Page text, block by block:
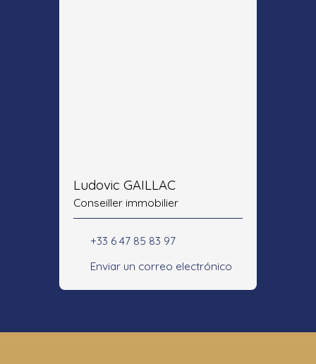
Ludovic GAILLAC
Conseiller immobilier
+33 6 47 85 83 97
Enviar un correo electrónico